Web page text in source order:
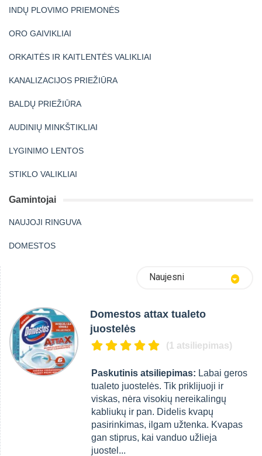
INDŲ PLOVIMO PRIEMONĖS
ORO GAIVIKLIAI
ORKAITĖS IR KAITLENTĖS VALIKLIAI
KANALIZACIJOS PRIEŽIŪRA
BALDŲ PRIEŽIŪRA
AUDINIŲ MINKŠTIKLIAI
LYGINIMO LENTOS
STIKLO VALIKLIAI
Gamintojai
NAUJOJI RINGUVA
DOMESTOS
Naujesni
Domestos attax tualeto
juostelės
(1 atsiliepimas)
Paskutinis atsiliepimas: Labai geros
tualeto juostelės. Tik priklijuoji ir
viskas, nėra visokių nereikalingų
kabliukų ir pan. Didelis kvapų
pasirinkimas, ilgam užtenka. Kvapas
gan stiprus, kai vanduo užlieja
juostel...